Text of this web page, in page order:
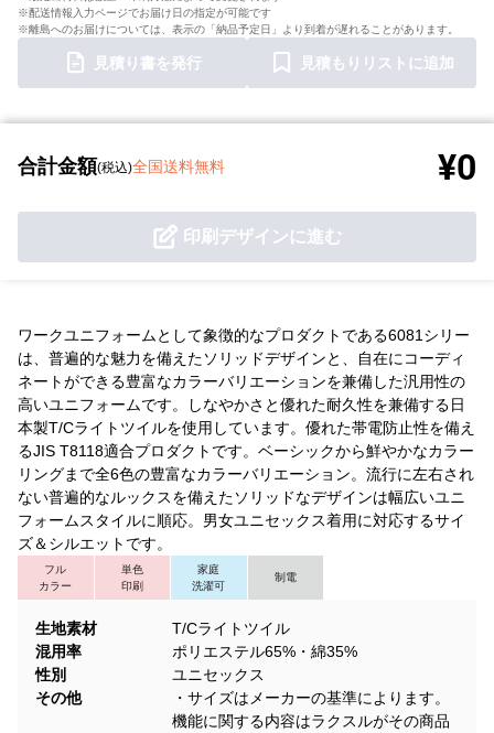
※配送情報入力ページでお届け日の指定が可能です
※離島へのお届けについては、表示の「納品予定日」より到着が遅れることがあります。
見積り書を発行 見積もりリストに追加
合計金額(税込)全国送料無料 ¥0
印刷デザインに進む
ワークユニフォームとして象徴的なプロダクトである6081シリー
は、普遍的な魅力を備えたソリッドデザインと、自在にコーディ
ネートができる豊富なカラーバリエーションを兼備した汎用性の
高いユニフォームです。しなやかさと優れた耐久性を兼備する日
本製T/Cライトツイルを使用しています。優れた帯電防止性を備え
るJIS T8118適合プロダクトです。ベーシックから鮮やかなカラー
リングまで全6色の豊富なカラーバリエーション。流行に左右され
ない普遍的なルックスを備えたソリッドなデザインは幅広いユニ
フォームスタイルに順応。男女ユニセックス着用に対応するサイ
ズ＆シルエットです。
フル
カラー
単色
印刷
家庭
洗濯可
制電
生地素材
T/Cライトツイル
混用率
ポリエステル65%・綿35%
性別
ユニセックス
その他
・サイズはメーカーの基準によります。
機能に関する内容はラクスルがその商品